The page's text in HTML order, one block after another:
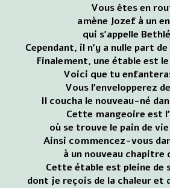
Vous êtes en
amène Jozef à un
qui s'appelle
Cependant, il n'y a nulle part
Finalement, une étable est
Voici que tu
Vous l'envelopperez
Il coucha le nouveau-né
Cette mangeoire est
où se trouve le pain de
Ainsi commencez-vous
à un nouveau chapitre
Cette étable est pleine de
dont je reçois de la chaleur et